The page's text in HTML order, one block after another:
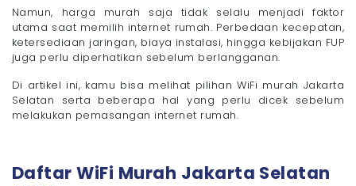
- 5. Apakah semua wilayah Jakarta Selatan
sudah ter-cover?
Megavision Hadir di Jakarta Selatan Mulai Rp150
Ribuan
Namun, harga murah saja tidak selalu menjadi faktor
utama saat memilih internet rumah. Perbedaan kecepatan,
ketersediaan jaringan, biaya instalasi, hingga kebijakan FUP
juga perlu diperhatikan sebelum berlangganan.
Di artikel ini, kamu bisa melihat pilihan WiFi murah Jakarta
Selatan serta beberapa hal yang perlu dicek sebelum
melakukan pemasangan internet rumah.
Daftar WiFi Murah Jakarta Selatan